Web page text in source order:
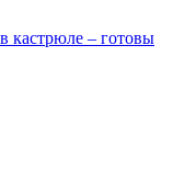
кастрюле – готовы